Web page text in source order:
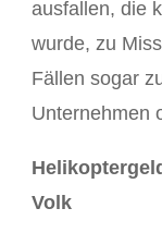
ausfallen, die
wurde, zu
Fällen sogar
Unternehmen
Volk